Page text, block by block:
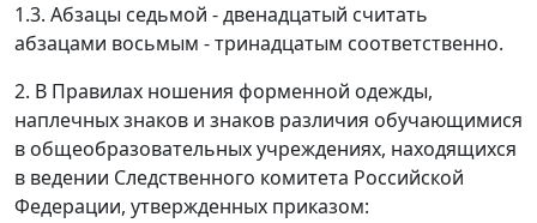
1.3. Абзацы седьмой - двенадцатый считать
абзацами восьмым - тринадцатым соответственно.
2. В Правилах ношения форменной одежды,
наплечных знаков и знаков различия обучающимися
в общеобразовательных учреждениях, находящихся
в ведении Следственного комитета Российской
Федерации, утвержденных приказом: